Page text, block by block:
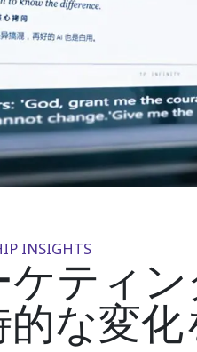
INSIGHTS
ケティ
的な変